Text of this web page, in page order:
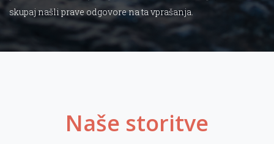
skupaj našli prave odgovore na ta vprašanja.
Naše storitve